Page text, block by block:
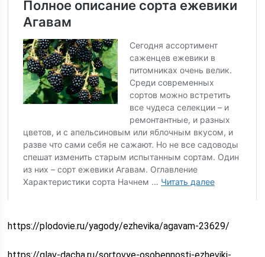
https://plodovie.ru/yagody/ezhevika/agavam-23629/